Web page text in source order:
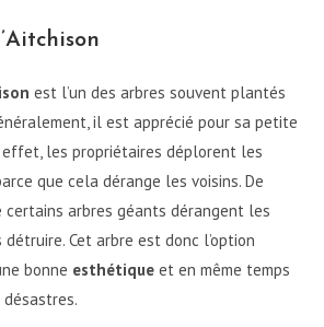
est l’un des arbres souvent plantés
il est apprécié pour sa petite
les propriétaires déplorent les
que cela dérange les voisins. De
certains arbres géants dérangent les
Cet arbre est donc l’option
bonne esthétiqueet en même temps